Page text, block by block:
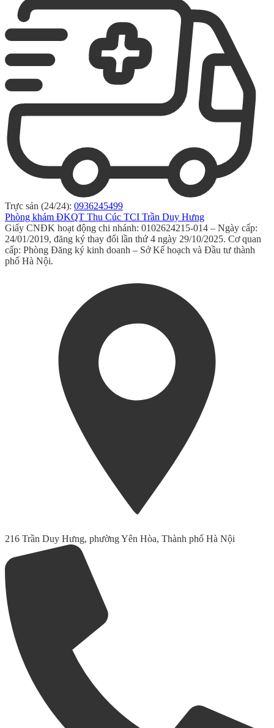
Trực sản (24/24): 0936245499
Phòng khám ĐKQT Thu Cúc TCI Trần Duy Hưng
Giấy CNĐK hoạt động chi nhánh: 0102624215-014 – Ngày cấp:
24/01/2019, đăng ký thay đổi lần thứ 4 ngày 29/10/2025. Cơ quan
cấp: Phòng Đăng ký kinh doanh – Sở Kế hoạch và Đầu tư thành
phố Hà Nội.
216 Trần Duy Hưng, phường Yên Hòa, Thành phố Hà Nội